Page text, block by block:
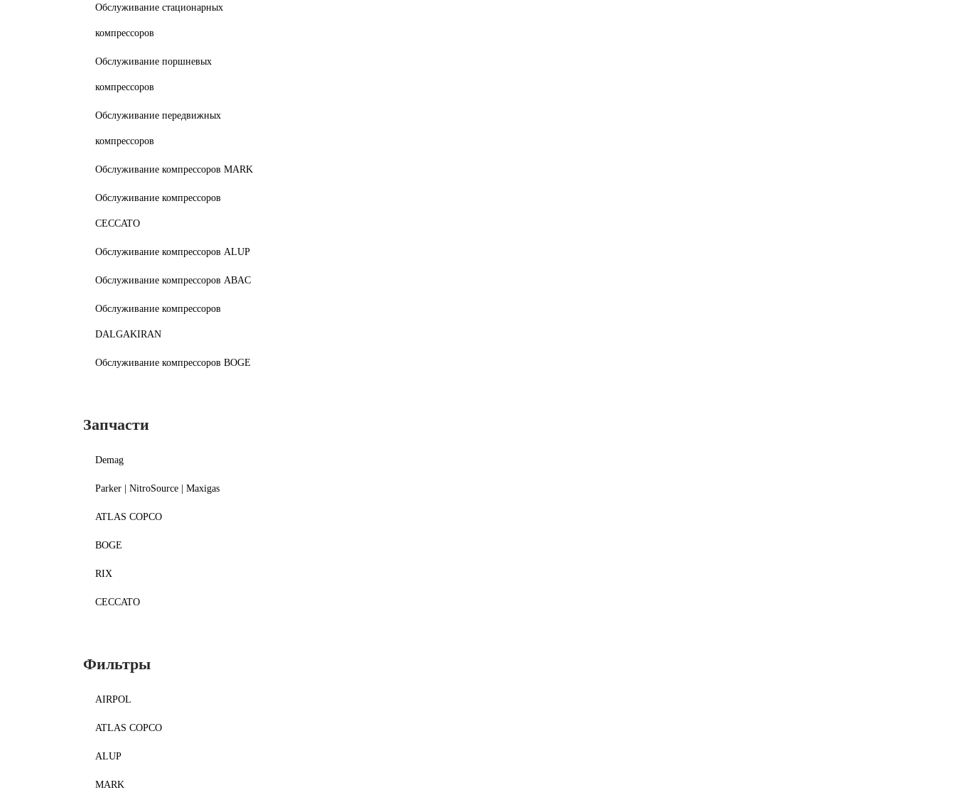
Обслуживание стационарных
компрессоров
Обслуживание поршневых
компрессоров
Обслуживание передвижных
компрессоров
Обслуживание компрессоров MARK
Обслуживание компрессоров
CECCATO
Обслуживание компрессоров ALUP
Обслуживание компрессоров ABAC
Обслуживание компрессоров
DALGAKIRAN
Обслуживание компрессоров BOGE
Запчасти
Demag
Parker | NitroSource | Maxigas
ATLAS COPCO
BOGE
RIX
CECCATO
Фильтры
AIRPOL
ATLAS COPCO
ALUP
MARK